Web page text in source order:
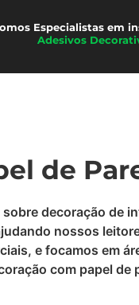
Especialistas em
nossos
e focamos em
com papel de